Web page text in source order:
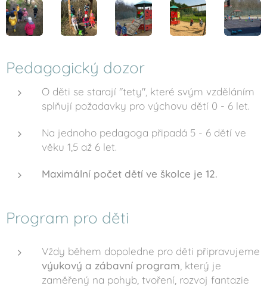
Pedagogický dozor
O děti se starají "tety", které svým vzděláním
splňují požadavky pro výchovu dětí 0 - 6 let.
Na jednoho pedagoga připadá 5 - 6 dětí ve
věku 1,5 až 6 let.
Maximální počet dětí ve školce je 12.
Program pro děti
Vždy během dopoledne pro děti připravujeme
výukový a zábavní program, který je
zaměřený na pohyb, tvoření, rozvoj fantazie